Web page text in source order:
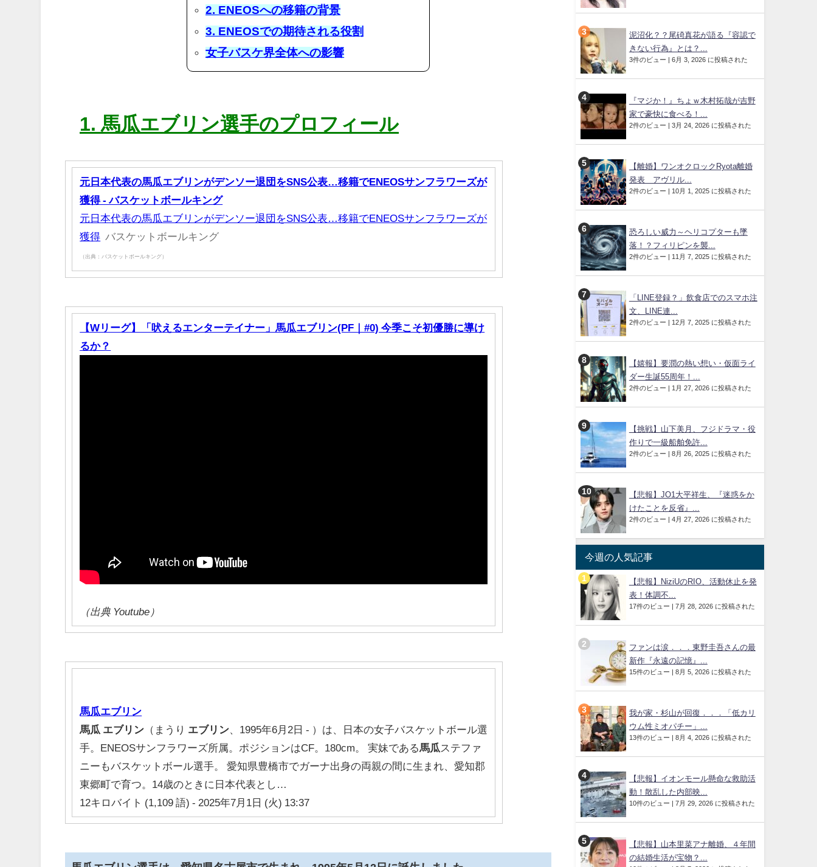
2. ENEOSへの移籍の背景
3. ENEOSでの期待される役割
女子バスケ界全体への影響
1. 馬瓜エブリン選手のプロフィール
元日本代表の馬瓜エブリンがデンソー退団をSNS公表…移籍でENEOSサンフラワーズが
獲得 - バスケットボールキング
元日本代表の馬瓜エブリンがデンソー退団をSNS公表…移籍でENEOSサンフラワーズが
獲得 バスケットボールキング
（出典：バスケットボールキング）
【Wリーグ】「吠えるエンターテイナー」馬瓜エブリン(PF｜#0) 今季こそ初優勝に導け
るか？
（出典 Youtube）
馬瓜エブリン
馬瓜 エブリン （まうり エブリン 、1995年6月2日 - ）は、日本の女子バスケットボール選
手。ENEOSサンフラワーズ所属。ポジションはCF。180cm。 実妹である馬瓜 ステファ
ニーもバスケットボール選手。 愛知県豊橋市でガーナ出身の両親の間に生まれ、愛知郡
東郷町で育つ。14歳のときに日本代表とし…
12キロバイト (1,109 語) - 2025年7月1日 (火) 13:37
泥沼化？？尾碕真花が語る『容認で
きない行為』とは？...
3件のビュー | 6月 3, 2026 に投稿された
『マジか！』ちょｗ木村拓哉が吉野
家で豪快に食べる！...
2件のビュー | 3月 24, 2026 に投稿された
【離婚】ワンオクロックRyota離婚
発表 アヴリル...
2件のビュー | 10月 1, 2025 に投稿された
恐ろしい威力～ヘリコプターも墜
落！？フィリピンを襲...
2件のビュー | 11月 7, 2025 に投稿された
「LINE登録？」飲食店でのスマホ注
文、LINE連...
2件のビュー | 12月 7, 2025 に投稿された
【嬉報】要潤の熱い想い・仮面ライ
ダー生誕55周年！...
2件のビュー | 1月 27, 2026 に投稿された
【挑戦】山下美月、フジドラマ・役
作りで一級船舶免許...
2件のビュー | 8月 26, 2025 に投稿された
【悲報】JO1大平祥生、『迷惑をか
けたことを反省』...
2件のビュー | 4月 27, 2026 に投稿された
今週の人気記事
【悲報】NiziUのRIO、活動休止を発
表！体調不...
17件のビュー | 7月 28, 2026 に投稿された
ファンは涙．．．東野圭吾さんの最
新作『永遠の記憶』...
15件のビュー | 8月 5, 2026 に投稿された
我が家・杉山が回復．．．「低カリ
ウム性ミオパチー」...
13件のビュー | 8月 4, 2026 に投稿された
【悲報】イオンモール懸命な救助活
動！散乱した内部映...
10件のビュー | 7月 29, 2026 に投稿された
【悲報】山本里菜アナ離婚、４年間
の結婚生活が宝物？...